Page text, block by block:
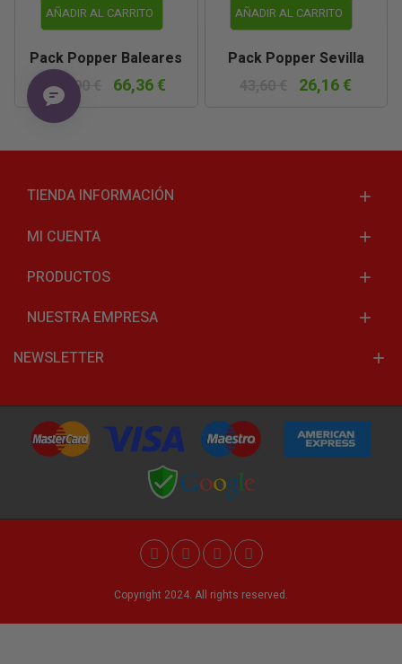
AÑADIR AL CARRITO
Pack Popper Baleares
165,90 €
66,36 €
AÑADIR AL CARRITO
Pack Popper Sevilla
26,16 €
TIENDA INFORMACIÓN
MI CUENTA
PRODUCTOS
NUESTRA EMPRESA
NEWSLETTER
Copyright 2024. All rights reserved.